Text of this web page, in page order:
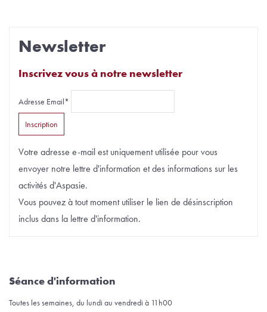
Newsletter
Inscrivez vous à notre newsletter
Adresse Email*
Votre adresse e-mail est uniquement utilisée pour vous
envoyer notre lettre d'information et des informations sur les
activités d'Aspasie.
Vous pouvez à tout moment utiliser le lien de désinscription
inclus dans la lettre d'information.
Séance d'information
Toutes les semaines, du lundi au vendredi à 11h00